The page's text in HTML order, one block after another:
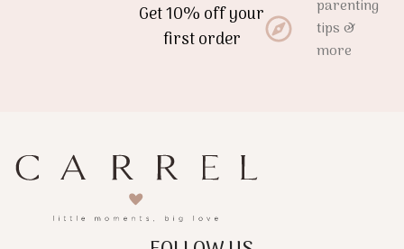
Get 10% off your
first order
parenting
tips &
more